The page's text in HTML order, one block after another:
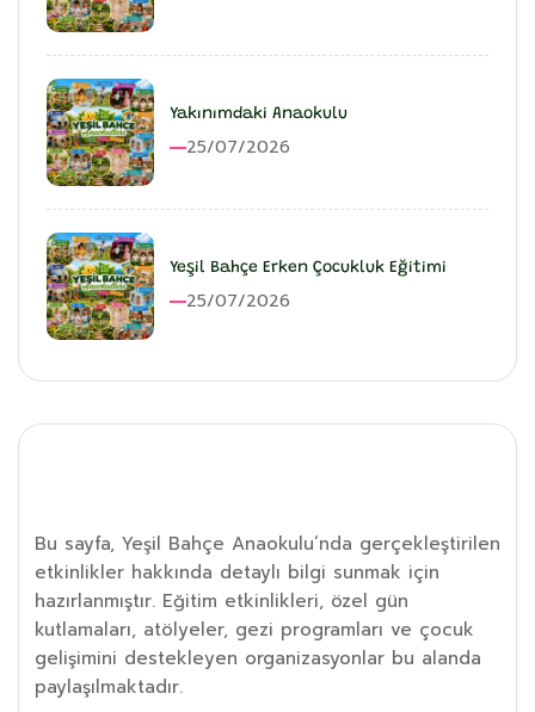
Yakınımdaki Anaokulu
25/07/2026
Yeşil Bahçe Erken Çocukluk Eğitimi
25/07/2026
Bu sayfa, Yeşil Bahçe Anaokulu’nda gerçekleştirilen
etkinlikler hakkında detaylı bilgi sunmak için
hazırlanmıştır. Eğitim etkinlikleri, özel gün
kutlamaları, atölyeler, gezi programları ve çocuk
gelişimini destekleyen organizasyonlar bu alanda
paylaşılmaktadır.